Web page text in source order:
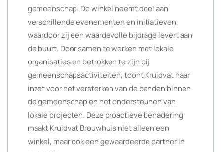
gemeenschap. De winkel neemt deel aan
verschillende evenementen en initiatieven,
waardoor zij een waardevolle bijdrage levert aan
de buurt. Door samen te werken met lokale
organisaties en betrokken te zijn bij
gemeenschapsactiviteiten, toont Kruidvat haar
inzet voor het versterken van de banden binnen
de gemeenschap en het ondersteunen van
lokale projecten. Deze proactieve benadering
maakt Kruidvat Brouwhuis niet alleen een
winkel, maar ook een gewaardeerde partner in